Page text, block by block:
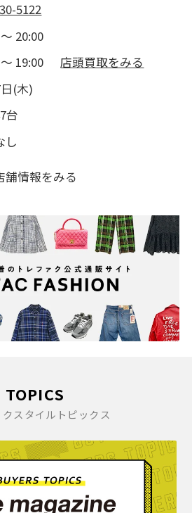
5122
20:00
19:00
店頭買取をみる
(木)
台
し
舗情報をみる
TOPICS
クスタイルトピックス